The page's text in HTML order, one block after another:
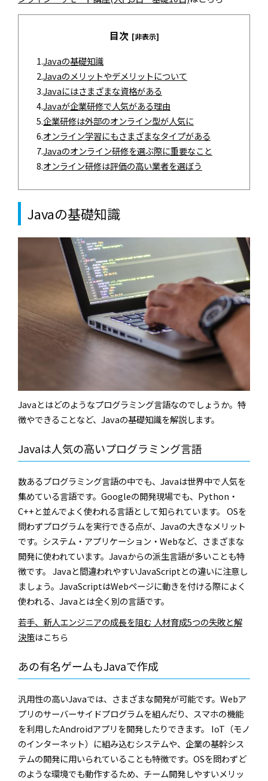
目次 [非表示]
1.Javaの基礎知識
2.Javaのメリットやデメリットについて
3.Javaにはさまざまな資格がある
4.Javaが企業研修で人気がある理由
5.企業研修は外部のオンライン型が人気に
6.オンライン学習にもさまざまなタイプがある
7.Javaのオンライン研修を選ぶ際に重要なこと
8.オンライン研修は評価の高い業者を選ぼう
Javaの基礎知識
Javaとはどのようなプログラミング言語なのでしょうか。特
徴やできることなど、Javaの基礎知識を解説します。
Javaは人気の高いプログラミング言語
数あるプログラミング言語の中でも、Javaは世界中で人気を
集めている言語です。Googleの開発現場でも、Python・
C++と並んでよく使われる言語として知られています。 OSを
問わずプログラムを実行できる点が、Javaの大きなメリット
です。システム・アプリケーション・Webなど、さまざまな
開発に使われています。Javaからの派生言語が多いことも特
徴です。 Javaと間違われやすいJavaScriptとの違いに注意し
ましょう。JavaScriptはWebページに動きを付ける際によく
使われる、Javaとは全く別の言語です。
若手、新人エンジニアの成長を阻む 人材育成5つの失敗と解
決策はこちら
あの有名ゲームもJavaで作成
汎用性の高いJavaでは、さまざまな開発が可能です。Webア
プリのサーバーサイドプログラムを組んだり、スマホの機能
を利用したAndroidアプリを開発したりできます。 IoT（モノ
のインターネット）に組み込むシステムや、企業の基幹シス
テムの開発に用いられていることも特徴です。OSを問わずど
のような環境でも動作するため、チーム開発しやすいメリッ